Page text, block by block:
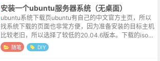
安装一个ubuntu服务器系统（无桌面）
ubuntu系统下载页ubuntu有自己的中文官方主页，所以
找系统下载的页面也非常方便，因为准备安装的目标主机
比较老旧，所以选择了较低的20.04.6版本。下载的iso文
件中有desktop字样的是具备桌面支持的版本，一般体积
会比服务...
随笔 DIY